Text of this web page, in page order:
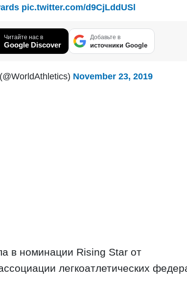
pic.twitter.com/d9CjLddUSl
Читайте нас в
Google Discover
Добавьте в
источники Google
November 23, 2019
в номинации Rising Star от
легкоатлетических